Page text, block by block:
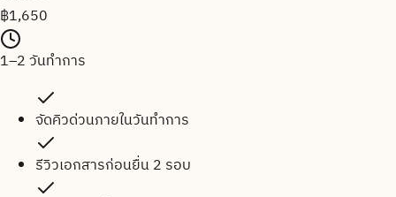
฿1,650
1–2 วันทำการ
จัดคิวด่วนภายในวันทำการ
รีวิวเอกสารก่อนยื่น 2 รอบ